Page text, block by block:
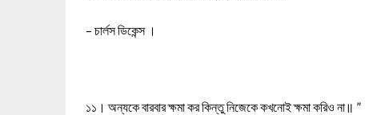
– চার্লস ডিকেন্স ।
১১। অন্যকে বারবার ক্ষমা কর কিন্তু নিজেকে কখনোই ক্ষমা করিও না॥ ”